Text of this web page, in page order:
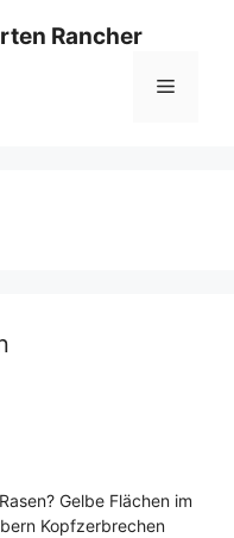
Rancher
Menü
Gelbe Flächen im
Kopfzerbrechen